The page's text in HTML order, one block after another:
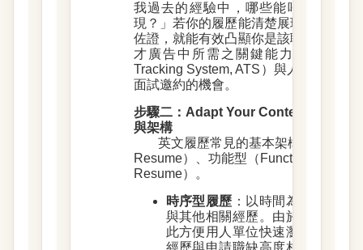
我過去的經驗中，哪些能呼應這些
現？」若你的履歷能清楚展現自身與職
佐證，就能有效凸顯你是該職位的最佳
才廣告中所需之關鍵能力，更有利
Tracking System, ATS）與人資初篩時
面試邀約的機會。
步驟二：Adapt Your Content &
與架構
英文履歷常見的基本架構有三種，
Resume）、功能型（Functional
Resume）。
時序型履歷 ：以時間為主軸，由
與其他相關經歷。由於此架構是
此方便用人單位快速瀏覽與評估
經歷與申請職缺高度相關的求職